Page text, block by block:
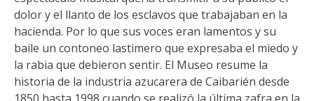
dolor y el llanto de los esclavos que trabajaban en la
hacienda. Por lo que sus voces eran lamentos y su
baile un contoneo lastimero que expresaba el miedo y
la rabia que debieron sentir. El Museo resume la
historia de la industria azucarera de Caibarién desde
1850 hasta 1998 cuando se realizó la última zafra en la